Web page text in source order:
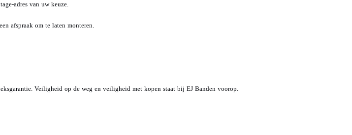
adres van uw keuze.
afspraak om te laten monteren.
Veiligheid op de weg en veiligheid met kopen staat bij EJ Banden voorop.